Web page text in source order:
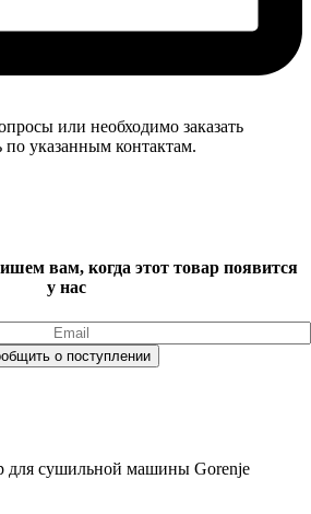
или необходимо заказать
по указанным контактам.
вам, когда этот товар появится
у нас
для сушильной машины Gorenje